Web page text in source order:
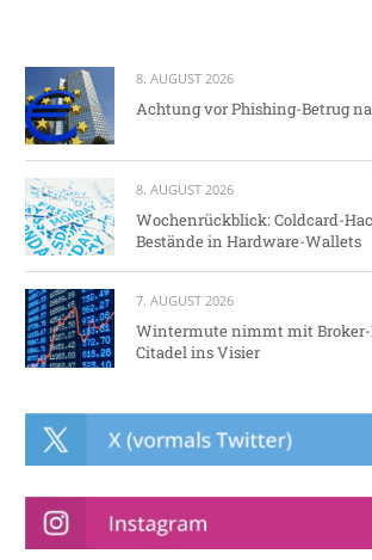
8. AUGUST 2026
Achtung vor Phishing-Betrug
8. AUGUST 2026
Wochenrückblick: Coldcard-
Bestände in Hardware-Wallets
7. AUGUST 2026
Wintermute nimmt mit Broker-
Citadel ins Visier